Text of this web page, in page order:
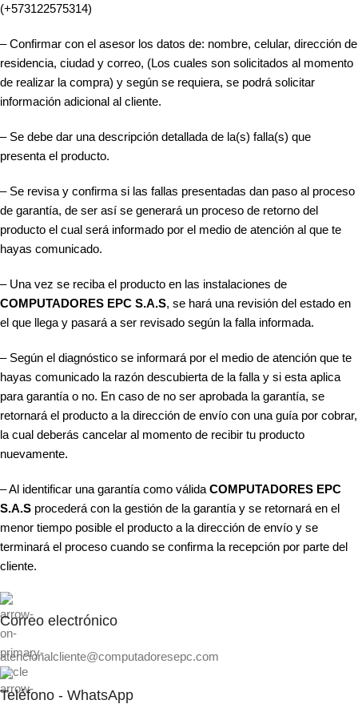
(+573122575314)
– Confirmar con el asesor los datos de: nombre, celular, dirección de
residencia, ciudad y correo, (Los cuales son solicitados al momento
de realizar la compra) y según se requiera, se podrá solicitar
información adicional al cliente.
– Se debe dar una descripción detallada de la(s) falla(s) que
presenta el producto.
– Se revisa y confirma si las fallas presentadas dan paso al proceso
de garantía, de ser así se generará un proceso de retorno del
producto el cual será informado por el medio de atención al que te
hayas comunicado.
– Una vez se reciba el producto en las instalaciones de
COMPUTADORES EPC S.A.S, se hará una revisión del estado en
el que llega y pasará a ser revisado según la falla informada.
– Según el diagnóstico se informará por el medio de atención que te
hayas comunicado la razón descubierta de la falla y si esta aplica
para garantía o no. En caso de no ser aprobada la garantía, se
retornará el producto a la dirección de envío con una guía por cobrar,
la cual deberás cancelar al momento de recibir tu producto
nuevamente.
– Al identificar una garantía como válida COMPUTADORES EPC
S.A.S procederá con la gestión de la garantía y se retornará en el
menor tiempo posible el producto a la dirección de envío y se
terminará el proceso cuando se confirma la recepción por parte del
cliente.
Correo electrónico
atencionalcliente@computadoresepc.com
Teléfono - WhatsApp